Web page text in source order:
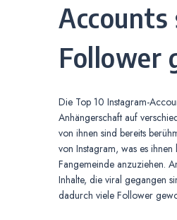
Accounts
Follower
Die Top 10 Instagram-
Anhängerschaft auf
von ihnen sind bereits
von Instagram, was es
Fangemeinde anzuziehen.
Inhalte, die viral gegangen
dadurch viele Follower